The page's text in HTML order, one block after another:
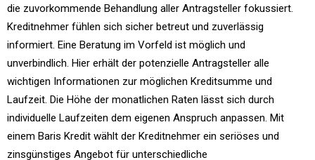
die zuvorkommende Behandlung aller Antragsteller fokussiert.
Kreditnehmer fühlen sich sicher betreut und zuverlässig
informiert. Eine Beratung im Vorfeld ist möglich und
unverbindlich. Hier erhält der potenzielle Antragsteller alle
wichtigen Informationen zur möglichen Kreditsumme und
Laufzeit. Die Höhe der monatlichen Raten lässt sich durch
individuelle Laufzeiten dem eigenen Anspruch anpassen. Mit
einem Baris Kredit wählt der Kreditnehmer ein seriöses und
zinsgünstiges Angebot für unterschiedliche